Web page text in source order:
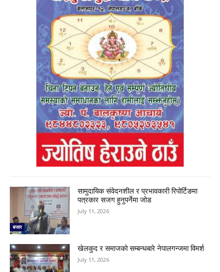
बजार
सामुदायिक संवेदनशील र प्रभावकारी रिपोर्टिङमा
पत्रकार सजग हुनुपर्नेमा जोड
July 11, 2026
खेलकुद र समाजको सम्बन्धबारे नेपालगन्जमा विमर्श
July 11, 2026